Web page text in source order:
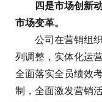
四是市场创新动
市场变革。
公司在营销组织
列调整，实体化运
全面落实全员绩效
制，全面激发营销